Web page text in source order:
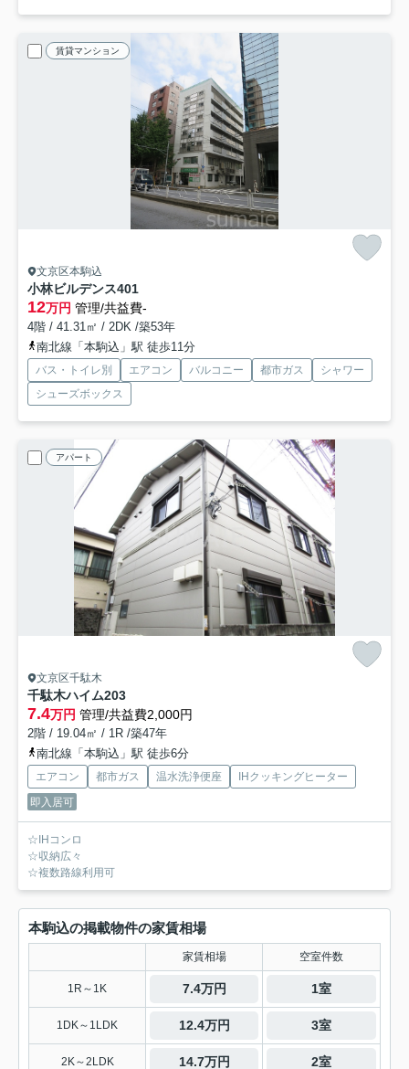
賃貸マンション
文京区本駒込
小林ビルデンス401
12万円 管理/共益費-
4階 / 41.31㎡ / 2DK /築53年
南北線「本駒込」駅 徒歩11分
バス・トイレ別 エアコン バルコニー 都市ガス
シャワー
シューズボックス
アパート
文京区千駄木
千駄木ハイム203
7.4万円 管理/共益費2,000円
2階 / 19.04㎡ / 1R /築47年
南北線「本駒込」駅 徒歩6分
エアコン 都市ガス 温水洗浄便座
IHクッキングヒーター
即入居可
☆IHコンロ
☆収納広々
☆複数路線利用可
本駒込の掲載物件の家賃相場
家賃相場 空室件数
1R～1K 7.4万円 1室
1DK～1LDK 12.4万円 3室
2K～2LDK 14.7万円 2室